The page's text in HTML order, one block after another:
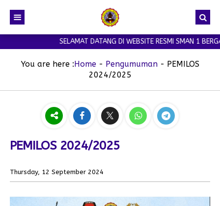
SELAMAT DATANG DI WEBSITE RESMI SMAN 1
You are here :Home- Pengumuman- PEMILOS
2024/2025
PEMILOS 2024/2025
Thursday, 12 September 2024